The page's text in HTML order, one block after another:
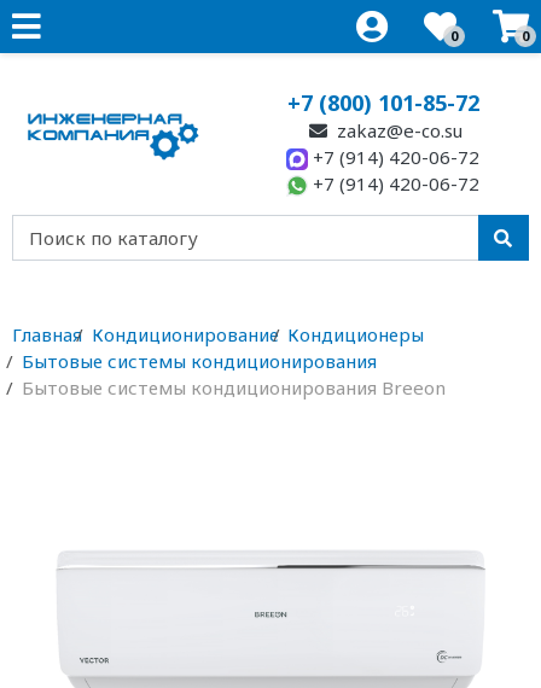
0 0
+7 (800) 101-85-72
zakaz@e-co.su
+7 (914) 420-06-72
+7 (914) 420-06-72
Главная Кондиционирование Кондиционеры
Бытовые системы кондиционирования
Бытовые системы кондиционирования Breeon